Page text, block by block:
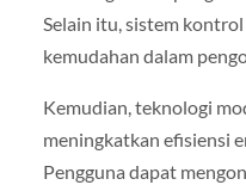
Selain itu, sistem
kemudahan dalam
Kemudian, teknologi
meningkatkan efisiensi
Pengguna dapat